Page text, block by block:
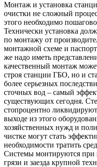
Монтаж и установка
очистки не сложный
этого необходимо
Технически установка
по монтажу от
монтажной схеме и
же надо иметь
качественный монтаж
строя станции ГБО, но и
более серьезных
сточных вод – самый
существующих сегодня.
стопроцентно
выходе из этого
хозяйственных нужд и
чистке могут стать
необходимости тратить
Системы монтируются при
грязи и заезда крупной